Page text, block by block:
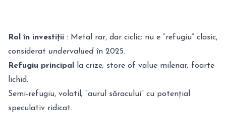
Rol în investiții : Metal rar, dar ciclic; nu e “refugiu” clasic,
considerat undervalued în 2025.
Refugiu principal
la crize; store of value milenar; foarte
lichid.
Semi-refugiu, volatil; “aurul săracului” cu potențial
speculativ ridicat.